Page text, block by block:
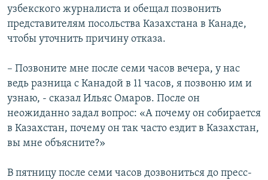
узбекского журналиста и обещал позвонить
представителям посольства Казахстана в Канаде,
чтобы уточнить причину отказа.
– Позвоните мне после семи часов вечера, у нас
ведь разница с Канадой в 11 часов, я позвоню им и
узнаю, - сказал Ильяс Омаров. После он
неожиданно задал вопрос: «А почему он собирается
в Казахстан, почему он так часто ездит в Казахстан,
вы мне объясните?»
В пятницу после семи часов дозвониться до пресс-